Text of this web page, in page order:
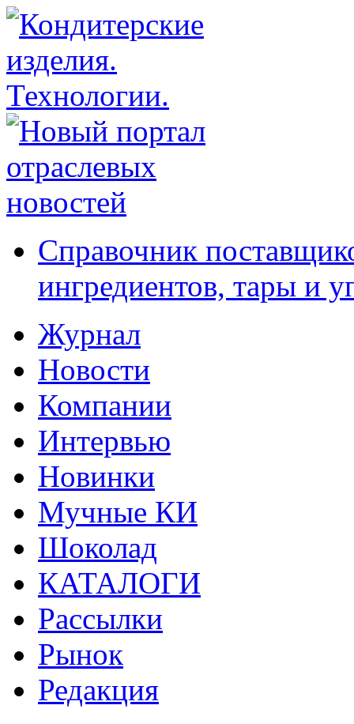
Справочник
ингредиентов, тары и
Журнал
Новости
Компании
Интервью
Новинки
Мучные КИ
Шоколад
КАТАЛОГИ
Рассылки
Рынок
Редакция